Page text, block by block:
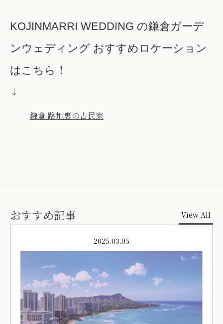
KOJINMARRI WEDDING の鎌倉ガーデ
ンウェディング おすすめロケーション
はこちら！
↓
鎌倉 路地裏の古民家
おすすめ記事 View All
2025.03.05